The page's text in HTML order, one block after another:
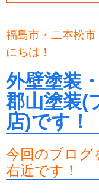
福島市・二本松
にちは！
外壁塗装
郡山塗装(
店)です！
今回のブログ
右近です！